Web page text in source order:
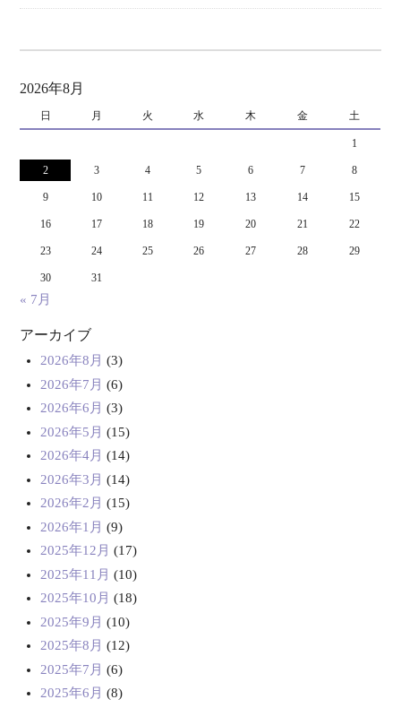
2026年8月
日 月 火 水 木 金 土
1
2 3 4 5 6 7 8
9 10 11 12 13 14 15
16 17 18 19 20 21 22
23 24 25 26 27 28 29
30 31
« 7月
アーカイブ
2026年8月 (3)
2026年7月 (6)
2026年6月 (3)
2026年5月 (15)
2026年4月 (14)
2026年3月 (14)
2026年2月 (15)
2026年1月 (9)
2025年12月 (17)
2025年11月 (10)
2025年10月 (18)
2025年9月 (10)
2025年8月 (12)
2025年7月 (6)
2025年6月 (8)